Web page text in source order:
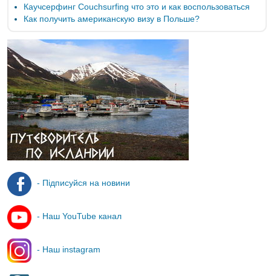
Каучсерфинг Couchsurfing что это и как воспользоваться
Как получить американскую визу в Польше?
- Підписуйся на новини
- Наш YouTube канал
- Наш instagram